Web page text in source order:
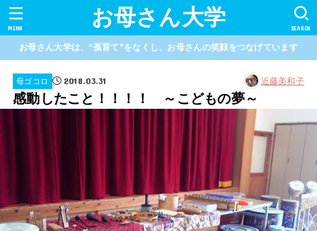
お母さん大学 SEARCH
MENU
お母さん大学は、“孤育て”をなくし、お母さんの笑顔をつなげています
母ゴコロ 2018.03.31 近藤美和子
感動したこと！！！！ ～こどもの夢～